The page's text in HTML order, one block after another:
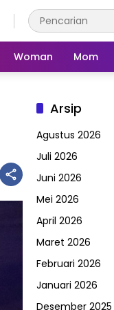
Woman Mom
Arsip
Agustus 2026
Juli 2026
Juni 2026
Mei 2026
April 2026
Maret 2026
Februari 2026
Januari 2026
Desember 2025